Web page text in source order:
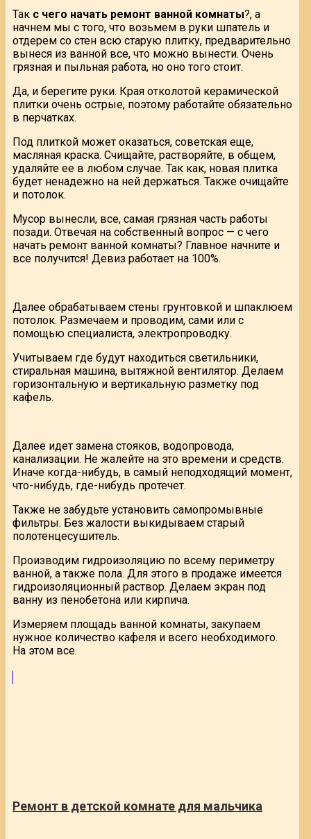
Так с чего начать ремонт ванной комнаты?, а
начнем мы с того, что возьмем в руки шпатель и
отдерем со стен всю старую плитку, предварительно
вынеся из ванной все, что можно вынести. Очень
грязная и пыльная работа, но оно того стоит.
Да, и берегите руки. Края отколотой керамической
плитки очень острые, поэтому работайте обязательно
в перчатках.
Под плиткой может оказаться, советская еще,
масляная краска. Счищайте, растворяйте, в общем,
удаляйте ее в любом случае. Так как, новая плитка
будет ненадежно на ней держаться. Также очищайте
и потолок.
Мусор вынесли, все, самая грязная часть работы
позади. Отвечая на собственный вопрос — с чего
начать ремонт ванной комнаты? Главное начните и
все получится! Девиз работает на 100%.
Далее обрабатываем стены грунтовкой и шпаклюем
потолок. Размечаем и проводим, сами или с
помощью специалиста, электропроводку.
Учитываем где будут находиться светильники,
стиральная машина, вытяжной вентилятор. Делаем
горизонтальную и вертикальную разметку под
кафель.
Далее идет замена стояков, водопровода,
канализации. Не жалейте на это времени и средств.
Иначе когда-нибудь, в самый неподходящий момент,
что-нибудь, где-нибудь протечет.
Также не забудьте установить самопромывные
фильтры. Без жалости выкидываем старый
полотенцесушитель.
Производим гидроизоляцию по всему периметру
ванной, а также пола. Для этого в продаже имеется
гидроизоляционный раствор. Делаем экран под
ванну из пенобетона или кирпича.
Измеряем площадь ванной комнаты, закупаем
нужное количество кафеля и всего необходимого.
На этом все.
Ремонт в детской комнате для мальчика